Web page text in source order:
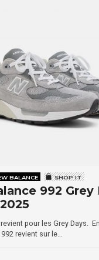
BALANCE SHOP IT
992 Grey
pour les Grey Days.
revient sur le…